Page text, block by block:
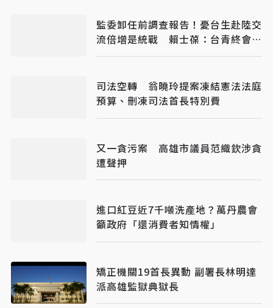
監委卸任前調查報告！憂台生赴陸交
流倍增是統戰 賴士葆：台青終會認
清台獨手段
司法空轉 翁曉玲提案凍結憲法法庭
預算、刪凍司法首長特別費
又一貪污案 高雄市議員范織欽涉貪
遭聲押
進口紅豆近7千噸洗產地？萬丹農會
籲政府「還消費者知情權」
矯正機關19首長異動 副署長林明達
派高雄監獄典獄長